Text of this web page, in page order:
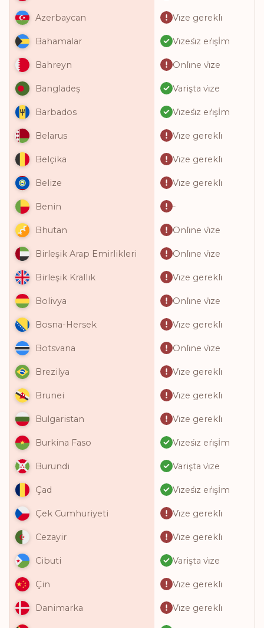
Azerbaycan Vi̇ze gerekli̇
Bahamalar Vi̇zesi̇z eri̇şİm
Bahreyn Onli̇ne vi̇ze
Bangladeş Varişta vi̇ze
Barbados Vi̇zesi̇z eri̇şİm
Belarus Vi̇ze gerekli̇
Belçika Vi̇ze gerekli̇
Belize Vi̇ze gerekli̇
Benin -
Bhutan Onli̇ne vi̇ze
Birleşik Arap Emirlikleri Onli̇ne vi̇ze
Birleşik Krallık Vi̇ze gerekli̇
Bolivya Onli̇ne vi̇ze
Bosna-Hersek Vi̇ze gerekli̇
Botsvana Onli̇ne vi̇ze
Brezilya Vi̇ze gerekli̇
Brunei Vi̇ze gerekli̇
Bulgaristan Vi̇ze gerekli̇
Burkina Faso Vi̇zesi̇z eri̇şİm
Burundi Varişta vi̇ze
Çad Vi̇zesi̇z eri̇şİm
Çek Cumhuriyeti Vi̇ze gerekli̇
Cezayir Vi̇ze gerekli̇
Cibuti Varişta vi̇ze
Çin Vi̇ze gerekli̇
Danimarka Vi̇ze gerekli̇